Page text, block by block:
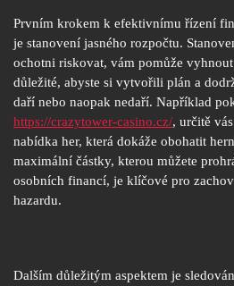
Prvním krokem k efektivnímu řízení
je stanovení jasného rozpočtu.
ochotni riskovat, vám pomůže vyhnout
důležité, abyste si vytvořili plán a
daří nebo naopak nedaří. Například
https://crazytower-casino.cz/, určitě
nabídka her, která dokáže obohatit
maximální částky, kterou můžete
osobních financí, je klíčové pro
hazardu.
Dalším důležitým aspektem je